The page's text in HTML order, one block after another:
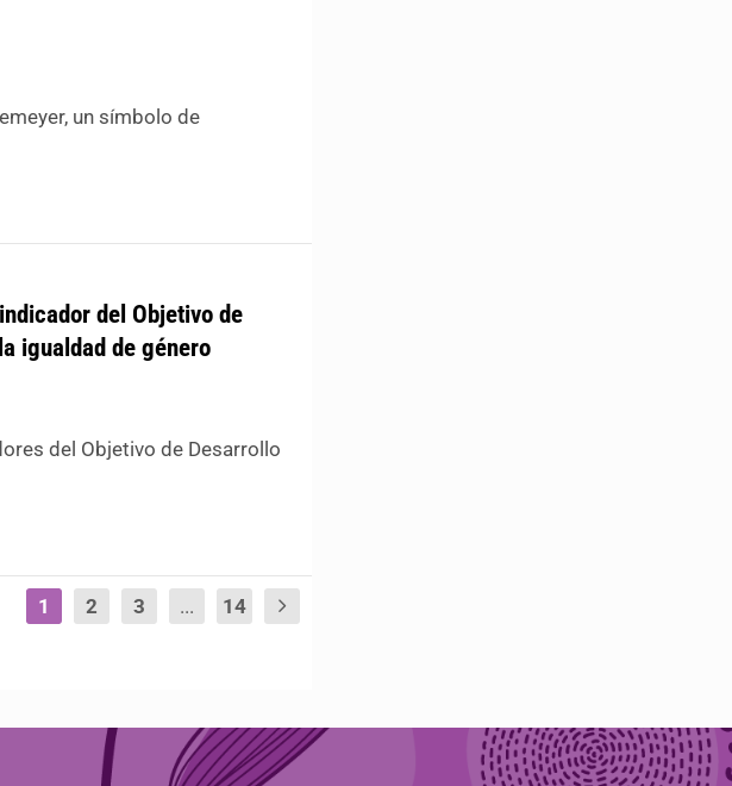
un símbolo de
del Objetivo de
igualdad de género
del Objetivo de Desarrollo
1 2 3 ... 14